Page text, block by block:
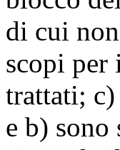
di cui
scopi per
trattati;
e b) sono